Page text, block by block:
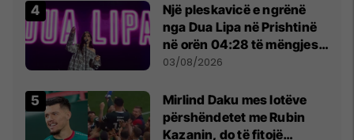
Një pleskavicë e ngrënë
nga Dua Lipa në Prishtinë
në orën 04:28 të mëngjesit
- dhe bota digjitale serbe
03/08/2026
Mirlind Daku mes lotëve
përshëndetet me Rubin
Kazanin, do të fitojë